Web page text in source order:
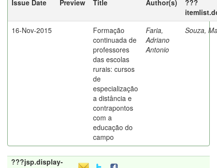
Issue Date Preview Title Author(s)
???
16-Nov-2015
Formação
continuada de
professores
das escolas
rurais: cursos
de
especialização
a distância e
contrapontos
com a
educação do
campo
Faria,
Adriano
Antonio
Souza,
???jsp.display-